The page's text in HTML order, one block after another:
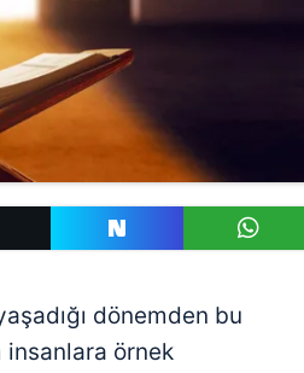
dönemden bu
insanlara örnek